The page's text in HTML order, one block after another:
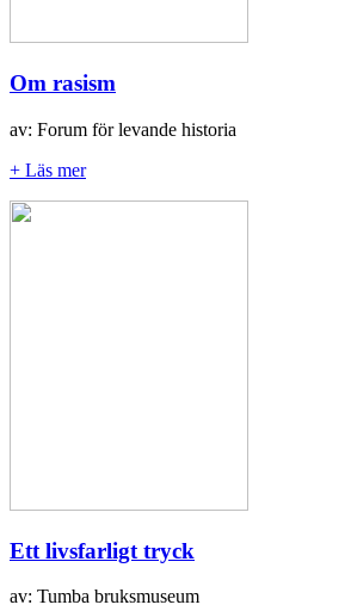
Om rasism
av: Forum för levande historia
+ Läs mer
Ett livsfarligt tryck
av: Tumba bruksmuseum